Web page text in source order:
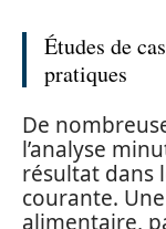
Études de
pratiques
De
l’analyse
résultat dans
courante.
alimentaire,